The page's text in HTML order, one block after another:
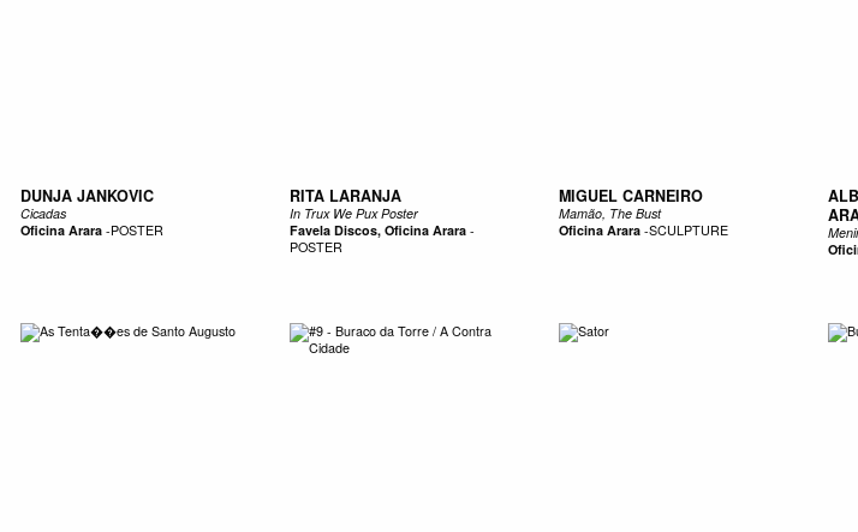
DUNJA JANKOVIC
Cicadas
Oficina Arara-POSTER
RITA LARANJA
In Trux We Pux Poster
Favela Discos, Oficina Arara-
POSTER
MIGUEL CARNEIRO
Mamão, The Bust
Oficina Arara-SCULPTURE